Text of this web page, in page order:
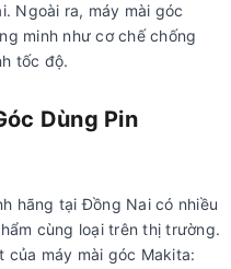
Ngoài ra, máy mài góc
minh như cơ chế chống
tốc độ.
Dùng Pin
hãng tại Đồng Nai có nhiều
cùng loại trên thị trường.
của máy mài góc Makita: